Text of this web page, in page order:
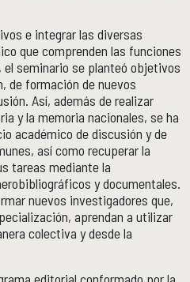
de la Historia
DE LA HISTORIA
Pública
e integrar las diversas
que comprenden las funciones
seminario se planteó objetivos
de formación de nuevos
Así, además de realizar
y la memoria nacionales, se ha
académico de discusión y de
así como recuperar la
tareas mediante la
y documentales.
nuevos investigadores que,
aprendan a utilizar
colectiva y desde la